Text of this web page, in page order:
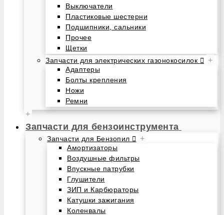
Выключатели
Пластиковые шестерни
Подшипники, сальники
Прочее
Щетки
Запчасти для электрических газонокосилок
+
Адаптеры
Болты крепления
Ножи
Ремни
+
Запчасти для бензоинструмента
Запчасти для Бензопил +
Амортизаторы
Воздушные фильтры
Впускные патрубки
Глушители
ЗИП и Карбюраторы
Катушки зажигания
Коленвалы